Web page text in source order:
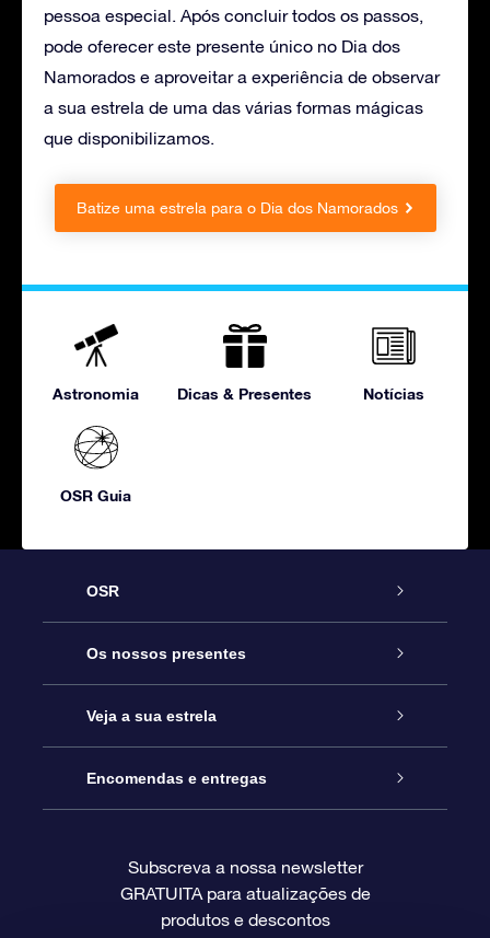
pessoa especial. Após concluir todos os passos,
pode oferecer este presente único no Dia dos
Namorados e aproveitar a experiência de observar
a sua estrela de uma das várias formas mágicas
que disponibilizamos.
Batize uma estrela para o Dia dos Namorados
Astronomia Dicas & Presentes Notícias
OSR Guia
OSR
Serviço
Contactos
O Blog
Avaliações
Os nossos presentes
Prenda Star Online
Pacote Prenda OSR
O Cartão Presente OSR
Veja a sua estrela
Registo de Estrela
Página de Estrela personalizada
Encomendas e entregas
Informação de pagamento
Subscreva a nossa newsletter
GRATUITA para atualizações de
produtos e descontos